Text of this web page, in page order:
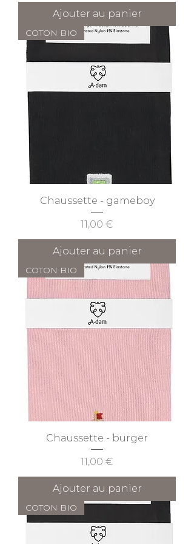
Ajouter au panier
COTON BIO
Chaussette - gameboy
Prix
11,00 €
Ajouter au panier
COTON BIO
Chaussette - burger
Prix
11,00 €
Ajouter au panier
COTON BIO